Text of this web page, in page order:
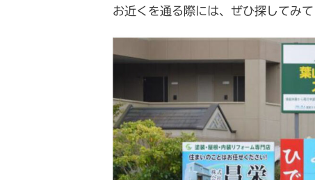
お近くを通る際には、ぜひ探してみて